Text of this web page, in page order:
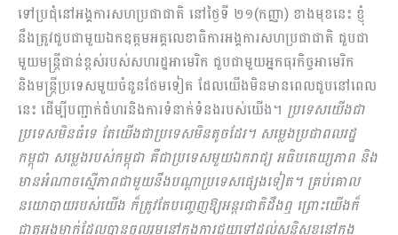
ទៅប្រជុំនៅអង្គការសហប្រជាជាតិ​ នៅថ្ងៃទី ២១(កញ្ញា) ខាងមុខនេះ ខ្ញុំ
នឹងត្រូវជួបជាមួយឯកឧត្តមអគ្គលេ​ខា​ធិការអង្គការសហប្រជាជាតិ ជួបជា
មួយមន្រ្តីជាន់ខ្ពស់របស់សហរដ្ឋអាមេរិក ជួបជាមួយអ្នកធុរកិច្ចអាមេរិក
និងមន្រ្តីប្រទេសមួយចំនួនថែមទៀត ដែលយើងមិនមានពេលជួបនៅពេល
នេះ ដើម្បីបញ្ជាក់ជំហរនិងការទំនាក់ទំនងរបស់យើង។ ប្រទេសយើងជា
ប្រទេសមិនធំទេ តែយើងជាប្រទេសមិនតូចដែរ។ សម្លេងប្រ​ជាពលរដ្ឋ
កម្ពុជា សម្លេងរបស់កម្ពុជា គឺជាប្រទេសមួយឯករាជ្យ អធិបតេយ្យភាព និង
មានអំណាចស្មើភាពជាមួយនឹងបណ្ដាប្រទេសផ្សេងទៀត។ គ្រប់គោល
នយោបាយរបស់យើង ក៏ត្រូវតែបញ្ចេញឱ្យអន្តរជាតិដឹងឮ ព្រោះយើងក៏
ជាតួអង្គម្នាក់ដែលបានចូលរួមនៅក្នុងការជួយទៅដល់សន្ដិសុខនៅក្នុង